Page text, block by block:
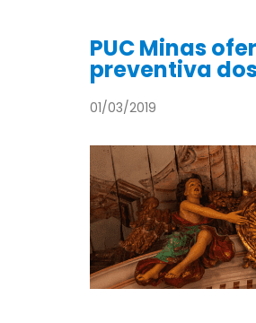
PUC Minas
preventiva
01/03/2019